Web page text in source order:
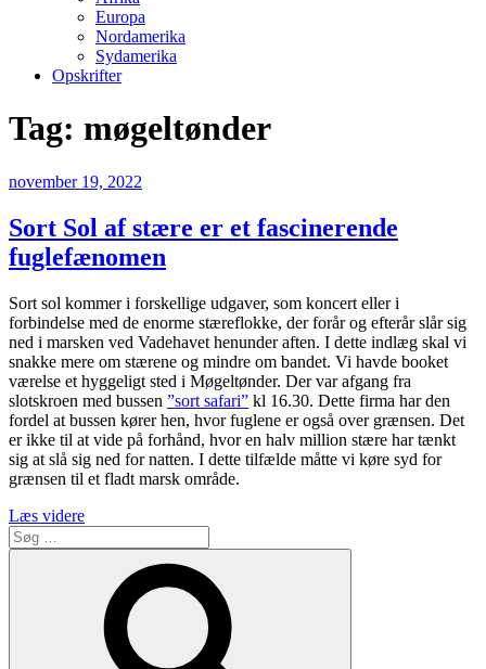
Europa
Nordamerika
Sydamerika
Opskrifter
Tag: møgeltønder
Udgivet
november 19, 2022
Sort Sol af stære er et fascinerende
fuglefænomen
Sort sol kommer i forskellige udgaver, som koncert eller i
forbindelse med de enorme stæreflokke, der forår og efterår slår sig
ned i marsken ved Vadehavet henunder aften. I dette indlæg skal vi
snakke mere om stærene og mindre om bandet. Vi havde booket
værelse et hyggeligt sted i Møgeltønder. Der var afgang fra
slotskroen med bussen ”sort safari” kl 16.30. Dette firma har den
fordel at bussen kører hen, hvor fuglene er også over grænsen. Det
er ikke til at vide på forhånd, hvor en halv million stære har tænkt
sig at slå sig ned for natten. I dette tilfælde måtte vi køre syd for
grænsen til et fladt marsk område.
Læs videre“Sort
af
fascinerende
fuglefænomen”
Søg
efter: